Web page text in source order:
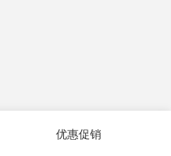
优惠促销